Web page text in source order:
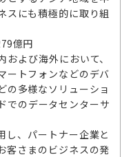
スにも積極的に取り組
億円
よび海外において、
ートフォンなどのデバ
の多様なソリューショ
でのデータセンターサ
し、パートナー企業と
客さまのビジネスの発